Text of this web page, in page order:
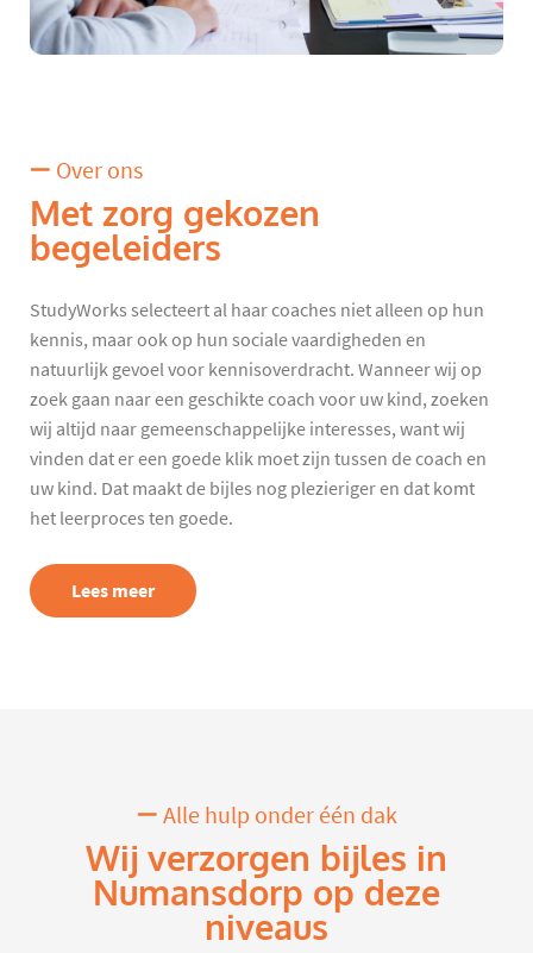
Over ons
Met zorg gekozen
begeleiders
StudyWorks selecteert al haar coaches niet alleen op hun
kennis, maar ook op hun sociale vaardigheden en
natuurlijk gevoel voor kennisoverdracht. Wanneer wij op
zoek gaan naar een geschikte coach voor uw kind, zoeken
wij altijd naar gemeenschappelijke interesses, want wij
vinden dat er een goede klik moet zijn tussen de coach en
uw kind. Dat maakt de bijles nog plezieriger en dat komt
het leerproces ten goede.
Lees meer
Alle hulp onder één dak
Wij verzorgen bijles in
Numansdorp op deze
niveaus